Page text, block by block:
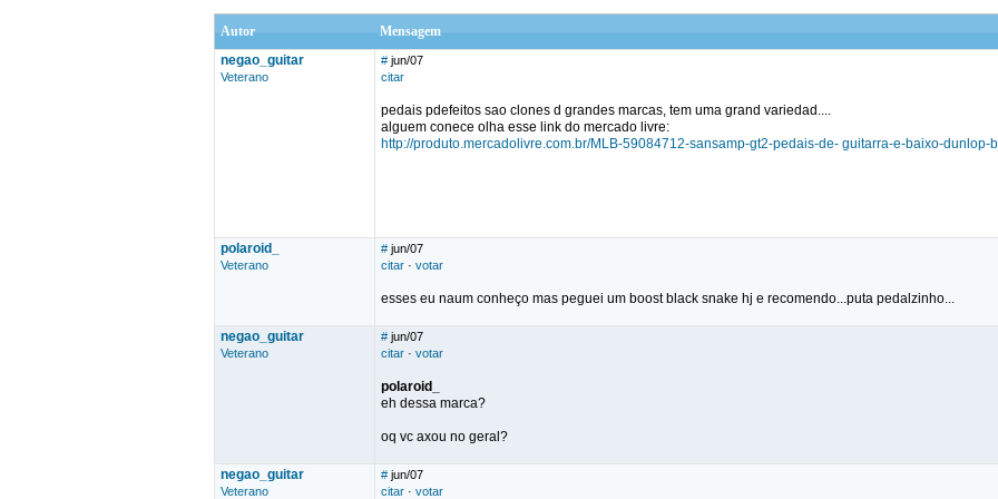
Autor
Mensagem
negao_guitar
Veterano
# jun/07
citar
pedais pdefeitos sao clones d grandes marcas, tem uma grand variedad....
alguem conece olha esse link do mercado livre:
http://produto.mercadolivre.com.br/MLB-59084712-sansamp-gt2-pedais-de- guitarra-e-baixo-dunlop-
polaroid_
Veterano
# jun/07
citar · votar
esses eu naum conheço mas peguei um boost black snake hj e recomendo...puta pedalzinho...
negao_guitar
Veterano
# jun/07
citar · votar
polaroid_
eh dessa marca?
oq vc axou no geral?
negao_guitar
Veterano
# jun/07
citar · votar